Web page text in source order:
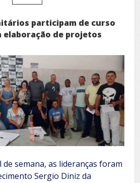
participam de curso
elaboração de projetos
semana, as lideranças foram
Sergio Diniz da